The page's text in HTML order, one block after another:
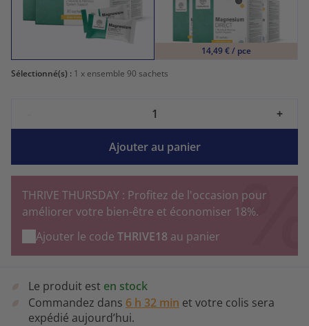
14,49 € / pce
Sélectionné(s) : 1 x ensemble 90 sachets
+
Ajouter au panier
THRIVE THURSDAY : Profitez de l'occasion pour
améliorer votre bien-être et économiser 18%.
Ajouter le code THRIVE18 au panier
Le produit est en stock
Commandez dans 6 h 32 min et votre colis sera
expédié aujourd’hui.